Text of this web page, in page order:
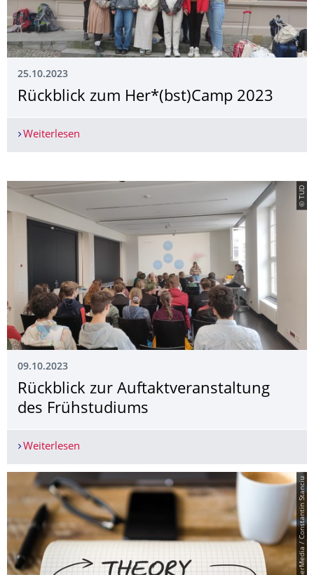
25.10.2023
Rückblick zum Her*(bst)Camp 2023
Weiterlesen
© TUD
09.10.2023
Rückblick zur Auftaktveranstal­tung
des Frühstudiums
Weiterlesen
© PantherMedia / Constantin Stanciu